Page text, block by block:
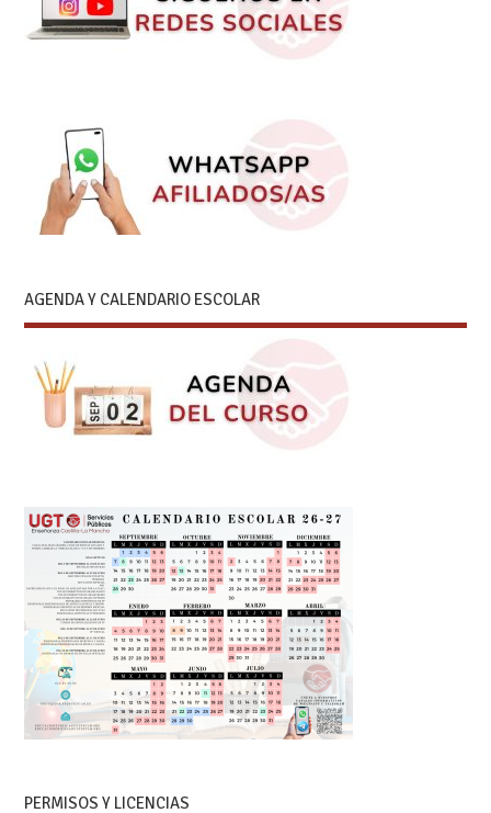
AGENDA Y CALENDARIO ESCOLAR
PERMISOS Y LICENCIAS